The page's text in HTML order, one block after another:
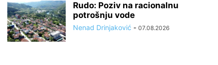
Rudo: Poziv na racionalnu
potrošnju vode
Nenad Drinjaković - 07.08.2026